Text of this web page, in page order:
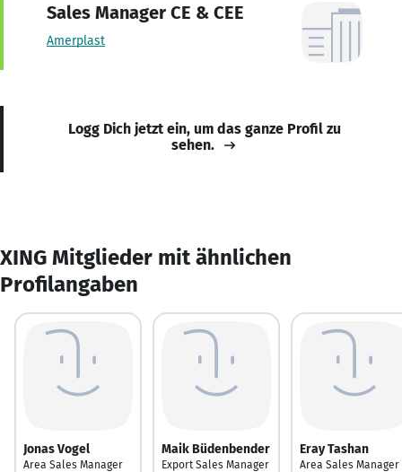
Sales Manager CE & CEE
Amerplast
Logg Dich jetzt ein, um das ganze Profil zu
sehen.
XING Mitglieder mit ähnlichen
Profilangaben
Jonas Vogel
Area Sales Manager
Maik Büdenbender
Export Sales Manager
Eray Tashan
Area Sales Manager